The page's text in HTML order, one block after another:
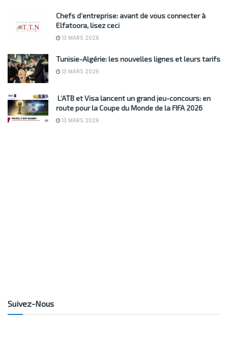
Chefs d’entreprise: avant de vous connecter à
Elfatoora, lisez ceci
13 MARS 2026
Tunisie-Algérie: les nouvelles lignes et leurs tarifs
13 MARS 2026
L’ATB et Visa lancent un grand jeu-concours: en
route pour la Coupe du Monde de la FIFA 2026
13 MARS 2026
Suivez-Nous